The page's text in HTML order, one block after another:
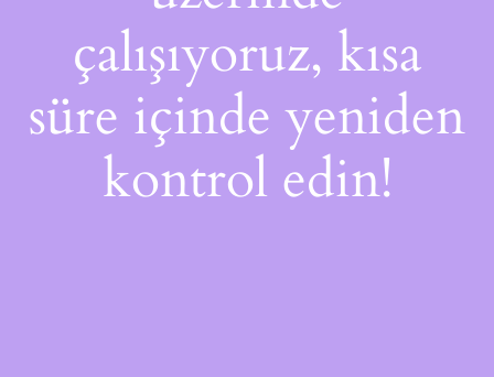
çalışıyoruz, kısa
süre içinde yeniden
kontrol edin!